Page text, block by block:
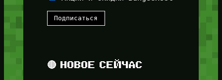
🔴 НОВОЕ СЕЙЧАС